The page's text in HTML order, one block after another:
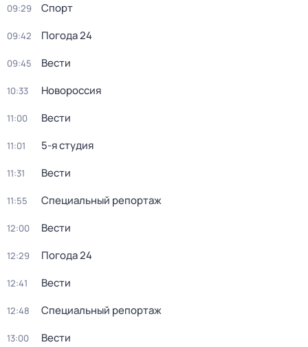
09:29 Спорт
09:42 Погода 24
09:45 Вести
10:33 Новороссия
11:00 Вести
11:01 5-я студия
11:31 Вести
11:55 Специальный репортаж
12:00 Вести
12:29 Погода 24
12:41 Вести
12:48 Специальный репортаж
13:00 Вести